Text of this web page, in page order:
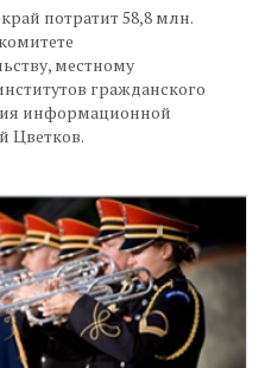
потратит 58,8 млн.
местному
гражданского
информационной
Цветков.